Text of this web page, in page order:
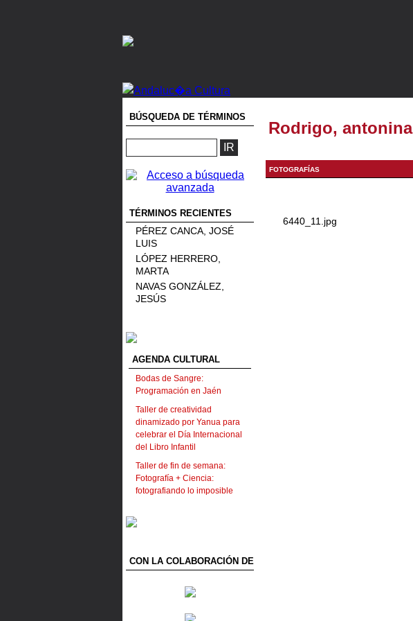
BÚSQUEDA DE TÉRMINOS
TÉRMINOS RECIENTES
PÉREZ CANCA, JOSÉ
LUIS
LÓPEZ HERRERO,
MARTA
NAVAS GONZÁLEZ,
JESÚS
AGENDA CULTURAL
Bodas de Sangre:
Programación en Jaén
Taller de creatividad
dinamizado por Yanua para
celebrar el Día Internacional
del Libro Infantil
Taller de fin de semana:
Fotografía + Ciencia:
fotografiando lo imposible
CON LA COLABORACIÓN DE
Rodrigo, antonina
FOTOGRAFÍAS
6440_11.jpg